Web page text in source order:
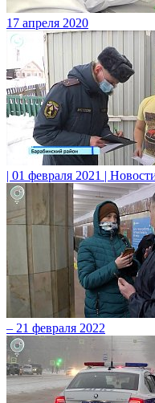
17 апреля 2020
| 01 февраля 2021 |
– 21 февраля 2022